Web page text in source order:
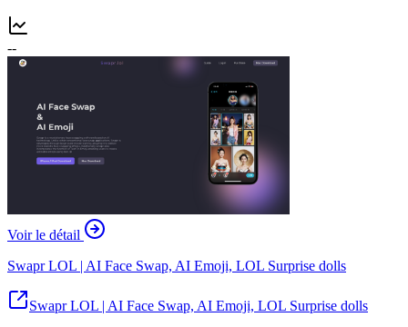
--
Voir le détail
Swapr LOL | AI Face Swap, AI Emoji, LOL Surprise dolls
Swapr LOL | AI Face Swap, AI Emoji, LOL Surprise dolls